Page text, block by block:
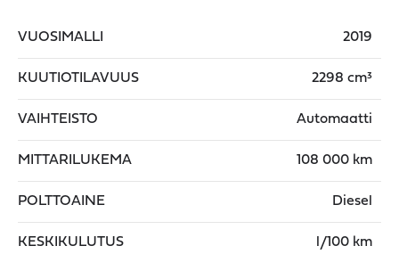
VUOSIMALLI 2019
KUUTIOTILAVUUS 2298 cm³
VAIHTEISTO Automaatti
MITTARILUKEMA 108 000 km
POLTTOAINE Diesel
KESKIKULUTUS l/100 km